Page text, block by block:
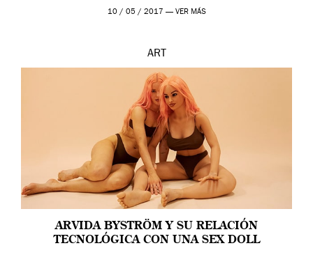
en una de las actuaciones más relevantes […]
10 / 05 / 2017 — VER MÁS
ART
ARVIDA BYSTRÖM Y SU RELACIÓN
TECNOLÓGICA CON UNA SEX DOLL